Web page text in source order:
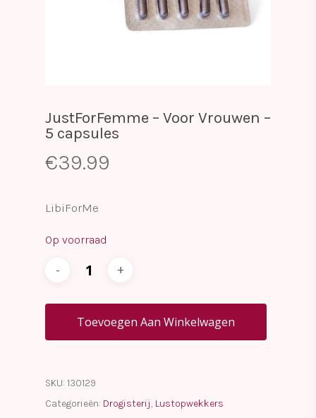
JustForFemme – Voor Vrouwen –
5 capsules
€39.99
LibiForMe
Op voorraad
Toevoegen Aan Winkelwagen
SKU: 130129
Categorieën: Drogisterij, Lustopwekkers